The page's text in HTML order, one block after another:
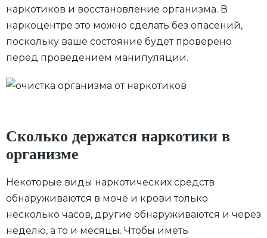
наркотиков и восстановление организма. В
наркоцентре это можно сделать без опасений,
поскольку ваше состояние будет проверено
перед проведением манипуляции.
Сколько держатся наркотики в
организме
Некоторые виды наркотических средств
обнаруживаются в моче и крови только
несколько часов, другие обнаруживаются и через
неделю, а то и месяцы. Чтобы иметь